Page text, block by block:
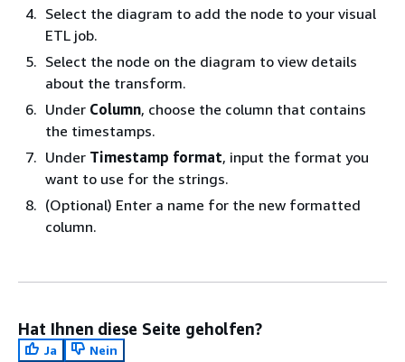
Select the diagram to add the node to your visual
ETL job.
Select the node on the diagram to view details
about the transform.
Under Column, choose the column that contains
the timestamps.
Under Timestamp format, input the format you
want to use for the strings.
(Optional) Enter a name for the new formatted
column.
Hat Ihnen diese Seite geholfen?
Ja
Nein